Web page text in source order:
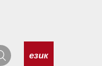
език